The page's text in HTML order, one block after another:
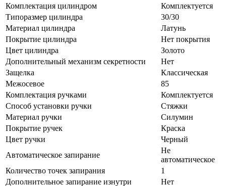
Комплектация цилиндром
Комплектуется
Типоразмер цилиндра
30/30
Материал цилиндра
Латунь
Покрытие цилиндра
Нет покрытия
Цвет цилиндра
Золото
Дополнительный механизм секретности
Нет
Защелка
Классическая
Межосевое
85
Комплектация ручками
Комплектуется
Способ установки ручки
Стяжки
Материал ручки
Силумин
Покрытие ручек
Краска
Цвет ручки
Черный
Автоматическое запирание
Не
автоматическое
Количество точек запирания
1
Дополнительное запирание изнутри
Нет